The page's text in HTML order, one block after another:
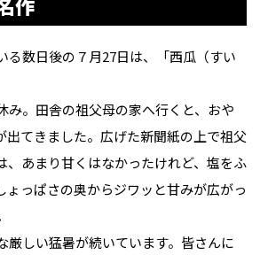
数日後の７月27日は、「西瓜（すい
。田舎の祖父母の家へ行くと、おや
出てきました。広げた新聞紙の上で祖父
、あまり甘くはなかったけれど、塩をふ
ょっぱさの奥からジワッと甘みが広がっ
しい猛暑が続いています。皆さんに